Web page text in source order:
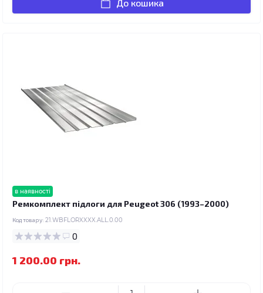
До кошика
в наявності
Ремкомплект підлоги для Peugeot 306 (1993–2000)
Код товару: 21.WBFLORXXXX.ALL.0.00
0
1 200.00 грн.